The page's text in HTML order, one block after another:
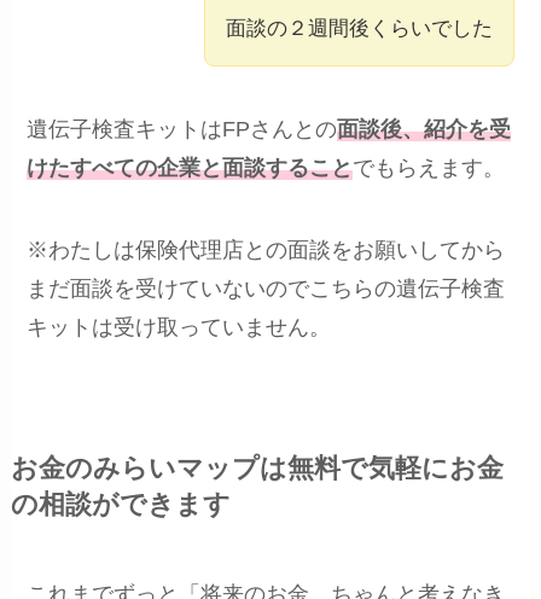
面談の２週間後くらいでした
遺伝子検査キットはFPさんとの面談後、紹介を受
けたすべての企業と面談することでもらえます。
※わたしは保険代理店との面談をお願いしてから
まだ面談を受けていないのでこちらの遺伝子検査
キットは受け取っていません。
お金のみらいマップは無料で気軽にお金
の相談ができます
これまでずっと「将来のお金、ちゃんと考えなき